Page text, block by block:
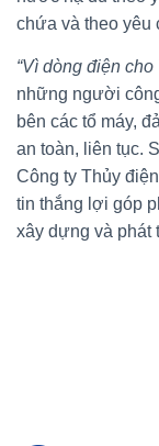
chứa và theo yêu
“Vì dòng điện
những người
bên các tổ máy,
an toàn, liên tục.
Công ty Thủy
tin thắng lợi góp
xây dựng và phát